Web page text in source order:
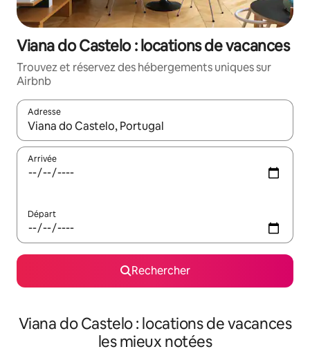
Viana do Castelo : locations de vacances
Trouvez et réservez des hébergements uniques sur
Airbnb
Adresse
Lorsque les résultats s'affichent, utilisez les flèches vers le
Arrivée
Départ
Rechercher
Viana do Castelo : locations de vacances
les mieux notées